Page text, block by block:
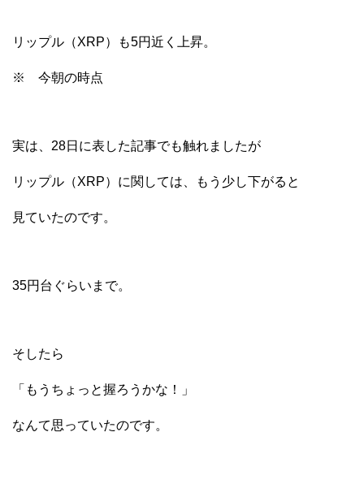
リップル（XRP）も5円近く上昇。
※ 今朝の時点
実は、28日に表した記事でも触れましたが
リップル（XRP）に関しては、もう少し下がると
見ていたのです。
35円台ぐらいまで。
そしたら
「もうちょっと握ろうかな！」
なんて思っていたのです。